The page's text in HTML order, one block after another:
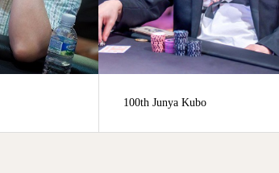
100th Junya Kubo